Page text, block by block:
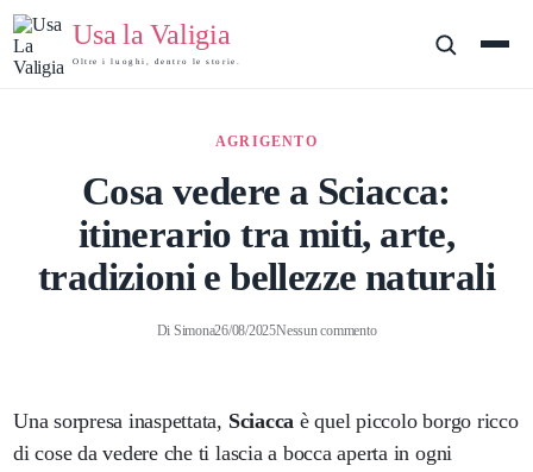
Usa la Valigia
Oltre i luoghi, dentro le storie.
AGRIGENTO
Cosa vedere a Sciacca:
itinerario tra miti, arte,
tradizioni e bellezze naturali
Di Simona26/08/2025Nessun commento
Una sorpresa inaspettata, Sciacca è quel piccolo borgo ricco
di cose da vedere che ti lascia a bocca aperta in ogni